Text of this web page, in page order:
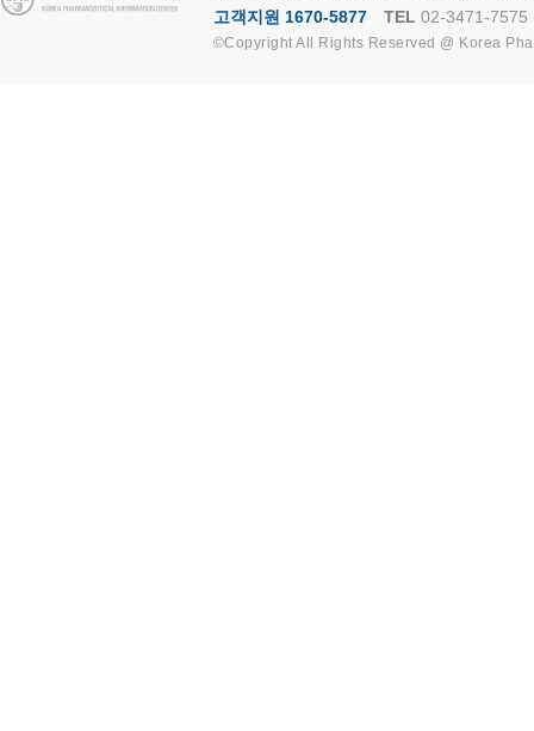
고객지원 1670-5877
TEL 02-3471-7575
©Copyright All Rights Reserved @ Korea